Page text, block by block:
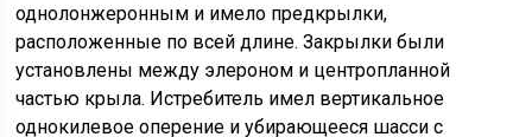
однолонжеронным и имело предкрылки,
расположенные по всей длине. Закрылки были
установлены между элероном и центропланной
частью крыла. Истребитель имел вертикальное
однокилевое оперение и убирающееся шасси с